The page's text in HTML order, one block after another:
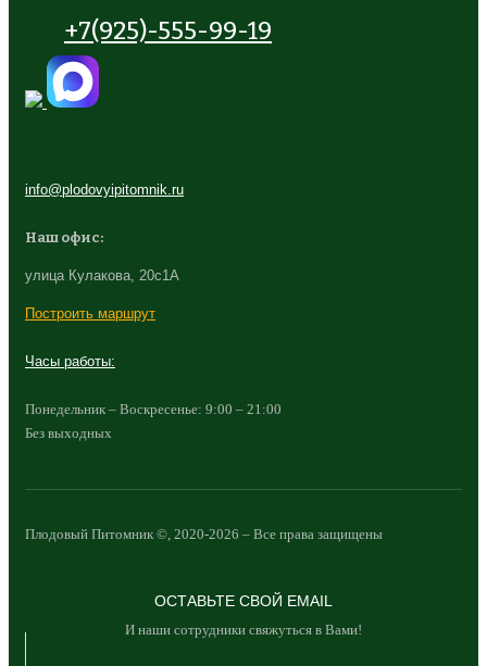
+7(925)-555-99-19
info@plodovyipitomnik.ru
Наш офис:
улица Кулакова, 20с1А
Построить маршрут
Часы работы:
Понедельник – Воскресенье: 9:00 – 21:00
Без выходных
Плодовый Питомник ©, 2020-2026 – Все права защищены
ОСТАВЬТЕ СВОЙ EMAIL
И наши сотрудники свяжуться в Вами!